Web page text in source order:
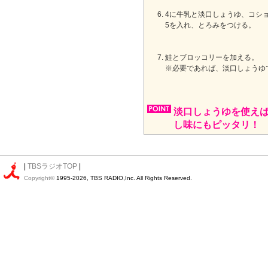
4に牛乳と淡口しょうゆ、コシ
5を入れ、とろみをつける。
鮭とブロッコリーを加える。
※必要であれば、淡口しょうゆ
淡口しょうゆを使え
し味にもピッタリ！
TBSラジオTOP
Copyright© 1995-2026, TBS RADIO,Inc. All Rights Reserved.